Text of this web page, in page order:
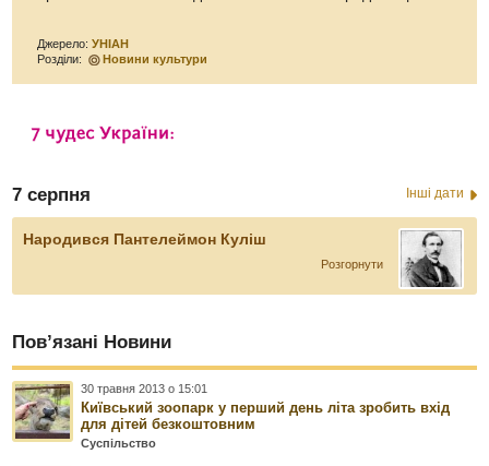
Джерело:УНІАН
Розділи:
Новини культури
7 серпня Інші дати
Народився Пантелеймон Куліш
Розгорнути
Пов’язані Новини
30 травня 2013 о 15:01
Київський зоопарк у перший день літа зробить вхід
для дітей безкоштовним
Суспільство